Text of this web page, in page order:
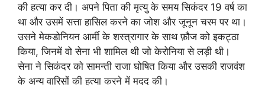
की हत्या कर दी। अपने पिता की मृत्यु के समय सिकंदर 19 वर्ष का
था और उसमें सत्ता हासिल करने का जोश और जूनून चरम पर था।
उसने मेकडोनियन आर्मी के शस्त्रागार के साथ फ़ौज को इकट्ठा
किया, जिनमें वो सेना भी शामिल थी जो केरोनिया से लड़ी थी।
सेना ने सिकंदर को सामन्ती राजा घोषित किया और उसकी राजवंश
के अन्य वारिसों की हत्या करने में मदद की।